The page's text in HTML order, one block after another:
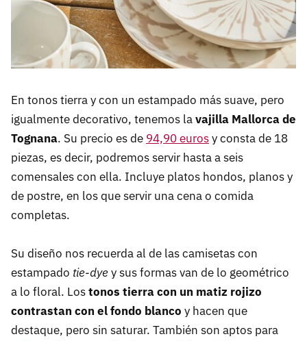
En tonos tierra y con un estampado más suave, pero
igualmente decorativo, tenemos lavajilla Mallorca de
Tognana. Su precio es de 94,90 eurosy consta de 18
piezas, es decir, podremos servir hasta a seis
comensales con ella. Incluye platos hondos, planos y
de postre, en los que servir una cena o comida
completas.
Su diseño nos recuerda al de las camisetas con
estampado tie-dyey sus formas van de lo geométrico
a lo floral. Lostonos tierra con un matiz rojizo
contrastan con el fondo blanco y hacen que
destaque, pero sin saturar. También son aptos para